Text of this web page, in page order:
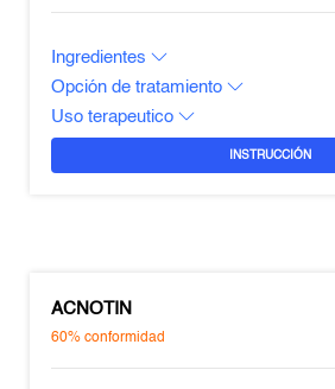
Ingredientes
Opción de tratamiento
Uso terapeutico
INSTRUCCIÓN
ACNOTIN
60%conformidad